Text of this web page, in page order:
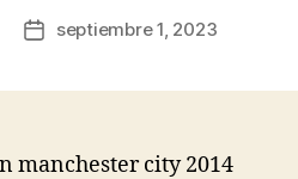
Fechaseptiembre 1, 2023